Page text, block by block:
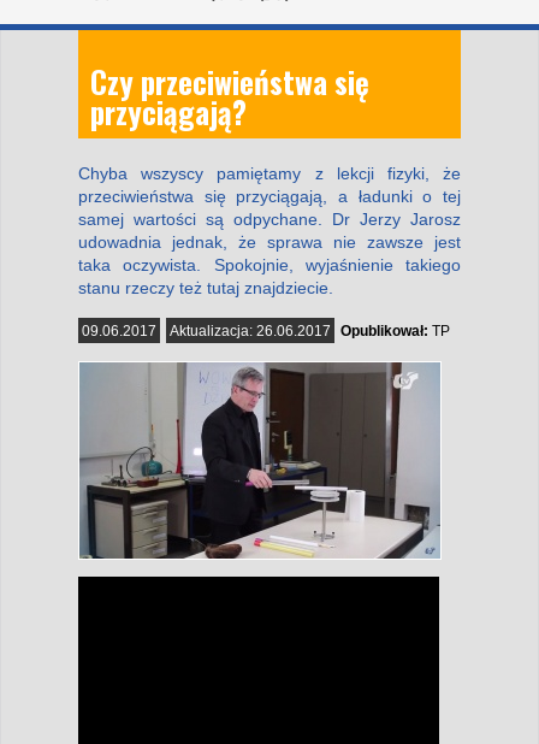
Czy przeciwieństwa się
przyciągają?
Chyba wszyscy pamiętamy z lekcji fizyki, że
przeciwieństwa się przyciągają, a ładunki o tej
samej wartości są odpychane. Dr Jerzy Jarosz
udowadnia jednak, że sprawa nie zawsze jest
taka oczywista. Spokojnie, wyjaśnienie takiego
stanu rzeczy też tutaj znajdziecie.
09.06.2017 Aktualizacja: 26.06.2017 Opublikował: TP